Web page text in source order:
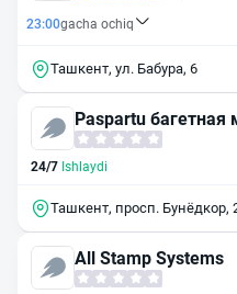
23:00gacha ochiq
Ташкент, ул. Бабура, 6
Paspartu багетная
24/7 Ishlaydi
Ташкент, просп. Бунёдкор,
All Stamp Systems